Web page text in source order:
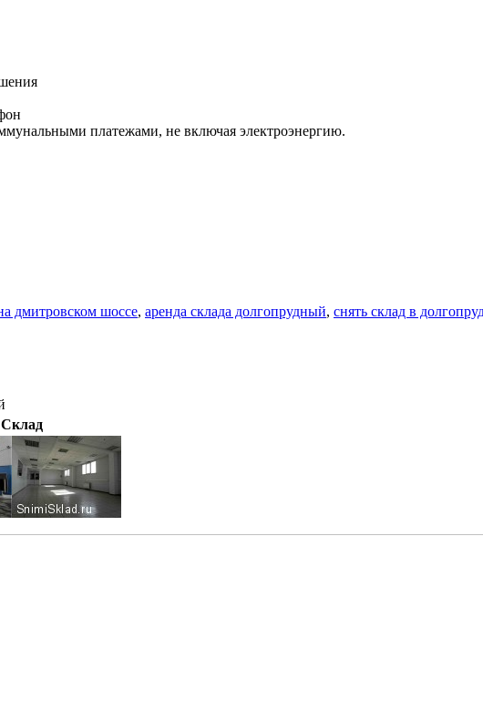
платежами, не включая электроэнергию.
дмитровском шоссе, аренда склада долгопрудный, снять склад в
Склад